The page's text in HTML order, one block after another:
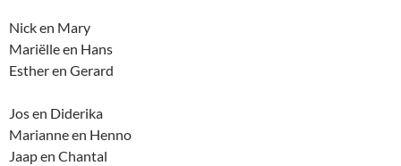
Nick en Mary
Mariëlle en Hans
Esther en Gerard
Jos en Diderika
Marianne en Henno
Jaap en Chantal